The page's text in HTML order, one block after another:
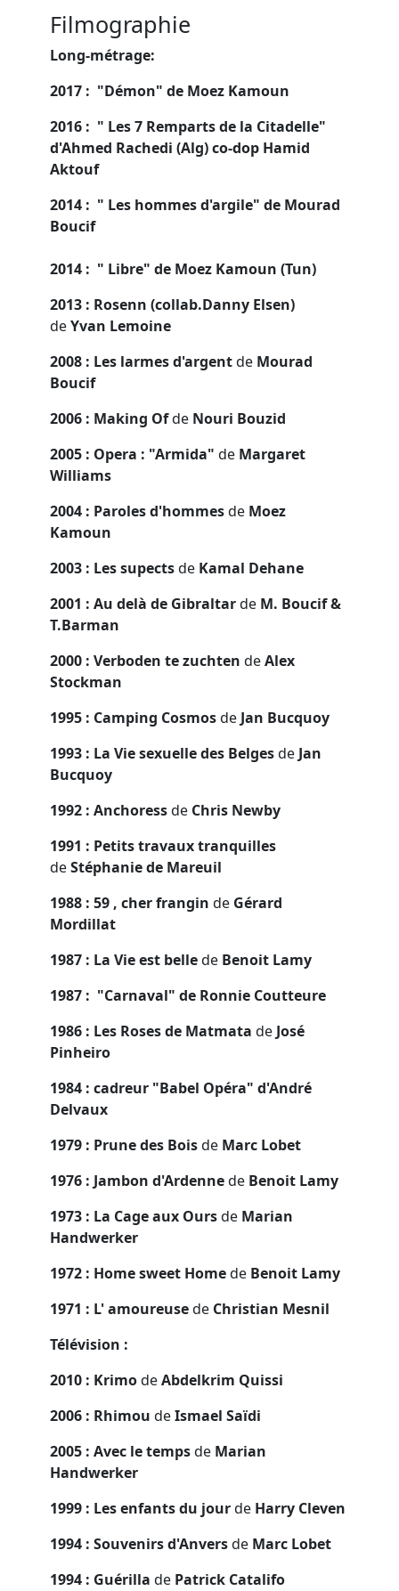
Filmographie
Long-métrage:
2017 : "Démon" de Moez Kamoun
2016 : " Les 7 Remparts de la Citadelle"
d'Ahmed Rachedi (Alg) co-dop Hamid
Aktouf
2014 : " Les hommes d'argile" de Mourad
Boucif
2014 : " Libre" de Moez Kamoun (Tun)
2013 : Rosenn (collab.Danny Elsen)
deYvan Lemoine
2008 : Les larmes d'argentde Mourad
Boucif
2006 : Making Ofde Nouri Bouzid
2005 : Opera : "Armida" de Margaret
Williams
2004 : Paroles d'hommesde Moez
Kamoun
2003 : Les supectsde Kamal Dehane
2001 : Au delà de Gibraltarde M. Boucif &
T.Barman
2000 : Verboden te zuchten deAlex
Stockman
1995 : Camping Cosmosde Jan Bucquoy
1993 : La Vie sexuelle des Belgesde Jan
Bucquoy
1992 : Anchoressde Chris Newby
1991 : Petits travaux tranquilles
deStéphanie de Mareuil
1988 : 59 , cher frangin de Gérard
Mordillat
1987 : La Vie est bellede Benoit Lamy
1987 : "Carnaval" de Ronnie Coutteure
1986 : Les Roses de Matmata de José
Pinheiro
1984 : cadreur "Babel Opéra" d'André
Delvaux
1979 : Prune des Boisde Marc Lobet
1976 : Jambon d'Ardennede Benoit Lamy
1973 : La Cage aux Oursde Marian
Handwerker
1972 : Home sweet Homede Benoit Lamy
1971 : L' amoureusede Christian Mesnil
Télévision :
2010 : KrimodeAbdelkrim Quissi
2006 : Rhimou deIsmael Saïdi
2005 : Avec le tempsde Marian
Handwerker
1999 : Les enfants du jourde Harry Cleven
1994 : Souvenirs d'Anversde Marc Lobet
1994 : Guérilla de Patrick Catalifo